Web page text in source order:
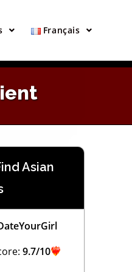
Français
Asian
9.7/10